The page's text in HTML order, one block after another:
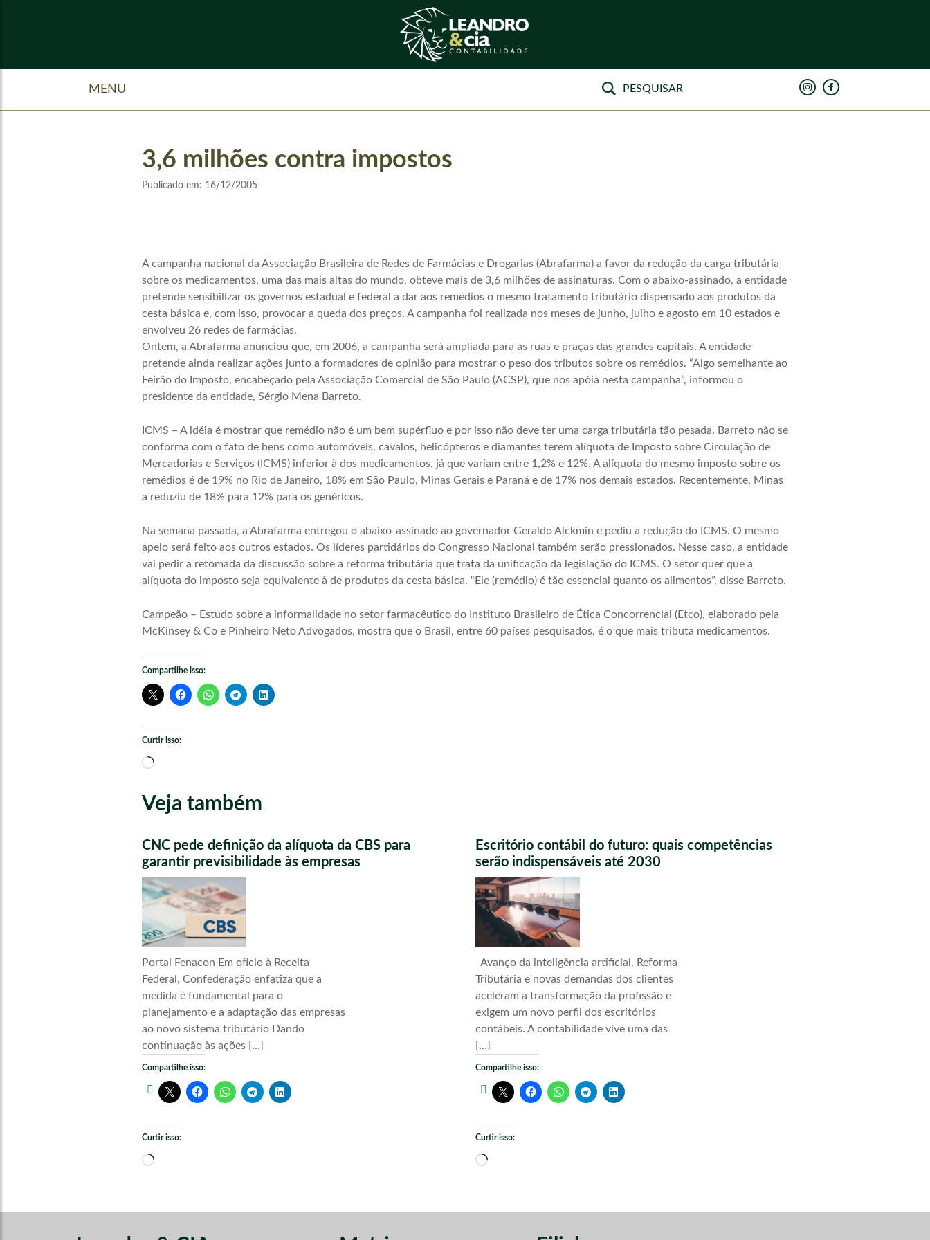
MENU
3,6 milhões contra impostos
Publicado em: 16/12/2005
A campanha nacional da Associação Brasileira de Redes de Farmácias e Drogarias (Abrafarma) a favor da redução da carga tributária
sobre os medicamentos, uma das mais altas do mundo, obteve mais de 3,6 milhões de assinaturas. Com o abaixo-assinado, a entidade
pretende sensibilizar os governos estadual e federal a dar aos remédios o mesmo tratamento tributário dispensado aos produtos da
cesta básica e, com isso, provocar a queda dos preços. A campanha foi realizada nos meses de junho, julho e agosto em 10 estados e
envolveu 26 redes de farmácias.
Ontem, a Abrafarma anunciou que, em 2006, a campanha será ampliada para as ruas e praças das grandes capitais. A entidade
pretende ainda realizar ações junto a formadores de opinião para mostrar o peso dos tributos sobre os remédios. “Algo semelhante ao
Feirão do Imposto, encabeçado pela Associação Comercial de São Paulo (ACSP), que nos apóia nesta campanha”, informou o
presidente da entidade, Sérgio Mena Barreto.
ICMS – A idéia é mostrar que remédio não é um bem supérfluo e por isso não deve ter uma carga tributária tão pesada. Barreto não se
conforma com o fato de bens como automóveis, cavalos, helicópteros e diamantes terem alíquota de Imposto sobre Circulação de
Mercadorias e Serviços (ICMS) inferior à dos medicamentos, já que variam entre 1,2% e 12%. A alíquota do mesmo imposto sobre os
remédios é de 19% no Rio de Janeiro, 18% em São Paulo, Minas Gerais e Paraná e de 17% nos demais estados. Recentemente, Minas
a reduziu de 18% para 12% para os genéricos.
Na semana passada, a Abrafarma entregou o abaixo-assinado ao governador Geraldo Alckmin e pediu a redução do ICMS. O mesmo
apelo será feito aos outros estados. Os líderes partidários do Congresso Nacional também serão pressionados. Nesse caso, a entidade
vai pedir a retomada da discussão sobre a reforma tributária que trata da unificação da legislação do ICMS. O setor quer que a
alíquota do imposto seja equivalente à de produtos da cesta básica. “Ele (remédio) é tão essencial quanto os alimentos”, disse Barreto.
Campeão – Estudo sobre a informalidade no setor farmacêutico do Instituto Brasileiro de Ética Concorrencial (Etco), elaborado pela
McKinsey & Co e Pinheiro Neto Advogados, mostra que o Brasil, entre 60 países pesquisados, é o que mais tributa medicamentos.
Compartilhe isso:
Curtir isso:
Carregando...
Veja também
CNC pede definição da alíquota da CBS para
garantir previsibilidade às empresas
Portal Fenacon Em ofício à Receita
Federal, Confederação enfatiza que a
medida é fundamental para o
planejamento e a adaptação das empresas
ao novo sistema tributário Dando
continuação às ações […]
Compartilhe isso:
Curtir isso:
Carregando...
Escritório contábil do futuro: quais competências
serão indispensáveis até 2030
Avanço da inteligência artificial, Reforma
Tributária e novas demandas dos clientes
aceleram a transformação da profissão e
exigem um novo perfil dos escritórios
contábeis. A contabilidade vive uma das
[…]
Compartilhe isso:
Curtir isso:
Carregando...